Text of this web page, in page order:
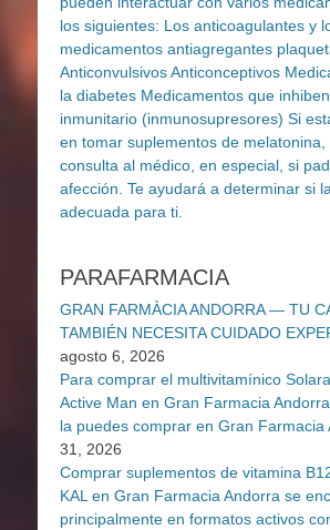
PARAFARMACIA
GRAN FARMÀCIA ANDORRA — TU
TAMBIÉN NECESITA CUIDADO
agosto 6, 2026
Para comprar el multivitamínico
Active Man en Gran Farmacia
la puedes comprar en Gran Farmacia
31, 2026
Comprar suplementos de vitamina
KAL en Gran Farmacia Andorra se
principalmente en formatos activos